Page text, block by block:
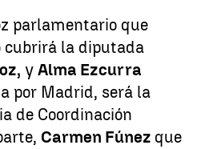
parlamentario que
cubrirá la diputada
y Alma Ezcurra
por Madrid, será la
de Coordinación
Carmen Fúnez que